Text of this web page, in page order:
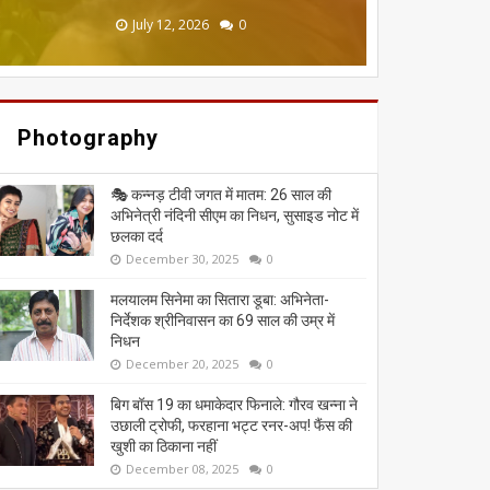
July 19, 2026 0
July 12, 2026 0
July 03, 2026 0
June 20, 2026 0
May 13, 2026 0
Photography
🎭 कन्नड़ टीवी जगत में मातम: 26 साल की
अभिनेत्री नंदिनी सीएम का निधन, सुसाइड नोट में
छलका दर्द
December 30, 2025 0
मलयालम सिनेमा का सितारा डूबा: अभिनेता-
निर्देशक श्रीनिवासन का 69 साल की उम्र में
निधन
December 20, 2025 0
बिग बॉस 19 का धमाकेदार फिनाले: गौरव खन्ना ने
उछाली ट्रोफी, फरहाना भट्ट रनर-अप! फैंस की
खुशी का ठिकाना नहीं
December 08, 2025 0